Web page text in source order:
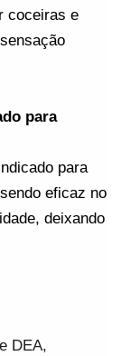
coceiras e
para
para
eficaz no
deixando
DEA,